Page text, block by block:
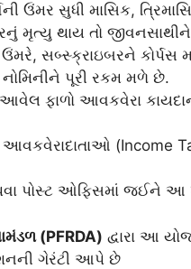
ઉંમર સુધી માસિક,
મૃત્યુ થાય તો
ઉંમરે, સબ્સ્ક્રાઇબરને
પૂરી રકમ મળે છે.
ફાળો આવકવેરા
(Income
પોસ્ટ ઓફિસમાં જઈને આ
(PFRDA) દ્વારા આ
ગેરંટી આપે છે